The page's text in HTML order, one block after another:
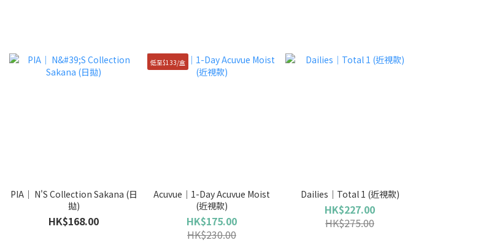
PIA｜ N'S Collection Sakana (日
拋)
HK$168.00
低至$133/盒
Acuvue｜1-Day Acuvue Moist
(近視款)
HK$175.00
HK$230.00
Dailies｜Total 1 (近視款)
HK$227.00
HK$275.00